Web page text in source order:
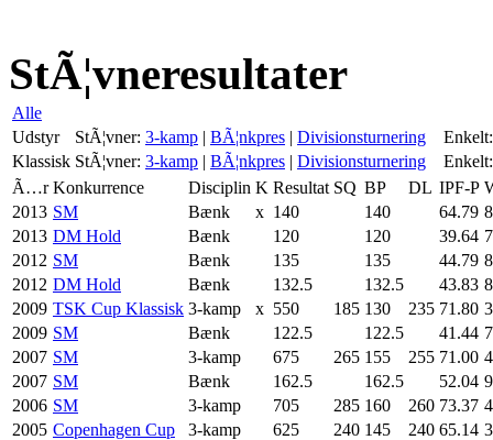
StÃ¦vneresultater
Alle
Udstyr
StÃ¦vner: 3-kamp | BÃ¦nkpres | Divisionsturnering
Enkelt:
Klassisk StÃ¦vner: 3-kamp | BÃ¦nkpres | Divisionsturnering
Enkelt:
Ã…r Konkurrence Disciplin K Resultat SQ BP DL IPF-P
2013 SM Bænk x 140 140 64.79
2013 DM Hold Bænk 120 120 39.64
2012 SM Bænk 135 135 44.79
2012 DM Hold Bænk 132.5 132.5 43.83
2009 TSK Cup Klassisk 3-kamp x 550 185 130 235 71.80
2009 SM Bænk 122.5 122.5 41.44
2007 SM 3-kamp 675 265 155 255 71.00
2007 SM Bænk 162.5 162.5 52.04
2006 SM 3-kamp 705 285 160 260 73.37
2005 Copenhagen Cup 3-kamp 625 240 145 240 65.14